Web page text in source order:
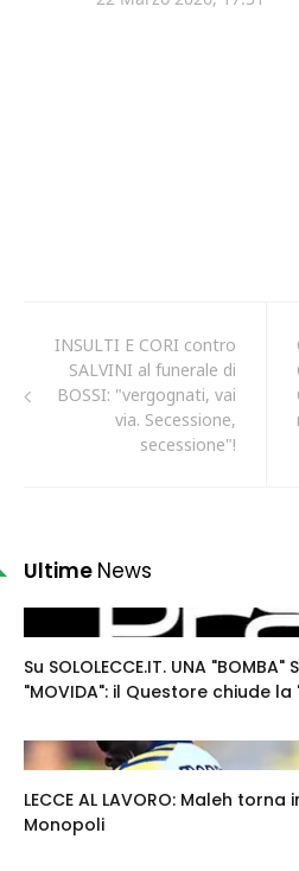
INSULTI E CORI contro
SALVINI al funerale di
BOSSI: "vergognati, vai
via. Secessione,
secessione"!
Ultime News
Su SOLOLECCE.IT. UNA "BOMBA"
"MOVIDA": il Questore chiude la
LECCE AL LAVORO: Maleh
Monopoli